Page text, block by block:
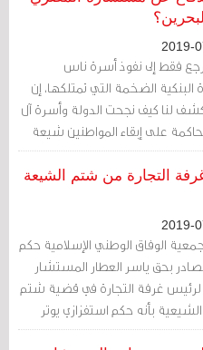
يرجع فقط إلى نفوذ أسرة ناس
البنكية الضخمة التي تمتلكها، إن
لنا كيف نجحت الدولة وأسرة آل
على إبقاء المواطنين شيعة
الهامش
التجارة من شتم الشيعة
الوفاق الوطني الإسلامية حكم
بحق ياسر العطار المستشار
غرفة التجارة في قضية شتم
بأنه حكم استفزازي يوتر
إلى إثارة الطائفية في البحرين